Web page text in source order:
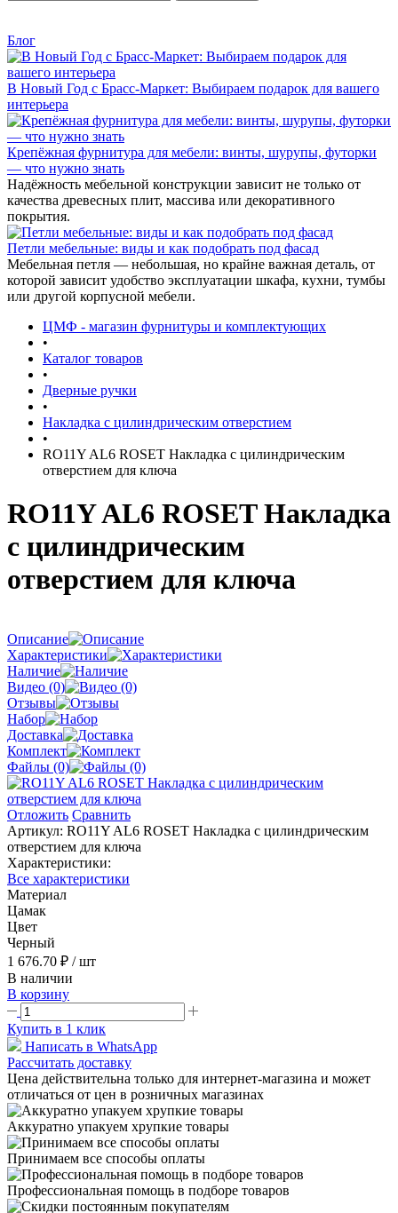
Блог
В Новый Год с Брасс-Маркет: Выбираем подарок для вашего
интерьера
Крепёжная фурнитура для мебели: винты, шурупы, футорки
— что нужно знать
Надёжность мебельной конструкции зависит не только от
качества древесных плит, массива или декоративного
покрытия.
Петли мебельные: виды и как подобрать под фасад
Мебельная петля — небольшая, но крайне важная деталь, от
которой зависит удобство эксплуатации шкафа, кухни, тумбы
или другой корпусной мебели.
ЦМФ - магазин фурнитуры и комплектующих
•
Каталог товаров
•
Дверные ручки
•
Накладка с цилиндрическим отверстием
•
RO11Y AL6 ROSET Накладка с цилиндрическим
отверстием для ключа
RO11Y AL6 ROSET Накладка
с цилиндрическим
отверстием для ключа
Описание
Характеристики
Наличие
Видео (0)
Отзывы
Набор
Доставка
Комплект
Файлы (0)
Отложить Сравнить
Артикул: RO11Y AL6 ROSET Накладка с цилиндрическим
отверстием для ключа
Характеристики:
Все характеристики
Материал
Цамак
Цвет
Черный
1 676.70 ₽ / шт
В наличии
В корзину
Купить в 1 клик
Написать в WhatsApp
Рассчитать доставку
Цена действительна только для интернет-магазина и может
отличаться от цен в розничных магазинах
Аккуратно упакуем хрупкие товары
Принимаем все способы оплаты
Профессиональная помощь в подборе товаров